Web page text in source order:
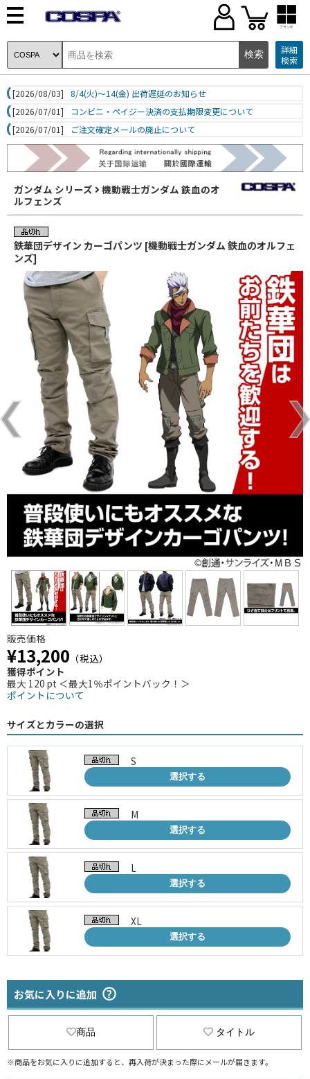
ブランド
詳細
検索
[2026/08/03]
8/4(火)～14(金) 出荷遅延のお知らせ
[2026/07/01]
コンビニ・ペイジー決済の支払期限変更について
[2026/07/01]
ご注文確定メールの廃止について
ガンダム シリーズ
機動戦士ガンダム 鉄血のオ
ルフェンズ
鉄華団デザイン カーゴパンツ [機動戦士ガンダム 鉄血のオルフェ
ンズ]
販売価格
¥13,200 （税込）
獲得ポイント
最大 120 pt ＜最大1％ポイントバック！＞
ポイントについて
サイズとカラーの選択
S
選択する
M
選択する
L
選択する
XL
選択する
お気に入りに追加
商品 タイトル
※商品をお気に入りに追加すると、再入荷が決まった際にメールが届きます。